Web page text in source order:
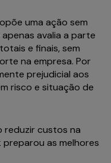
uma ação sem
avalia a parte
e finais, sem
na empresa. Por
prejudicial aos
risco e situação de
reduzir custos na
as melhores